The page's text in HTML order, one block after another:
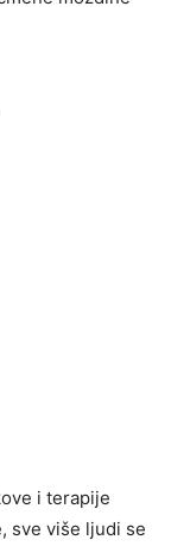
i terapije
sve više ljudi se